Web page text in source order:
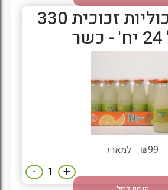
מיץ אשכוליות זכוכית 330
99
₪ למארז
+
-